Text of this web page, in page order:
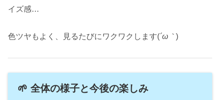
イズ感…
色ツヤもよく、見るたびにワクワクします(´ω｀ )
🌱 全体の様子と今後の楽しみ